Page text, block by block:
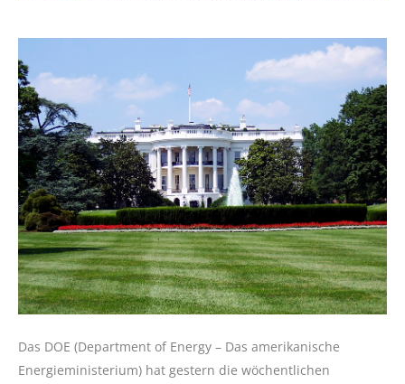
Das DOE (Department of Energy – Das amerikanische
Energieministerium) hat gestern die wöchentlichen